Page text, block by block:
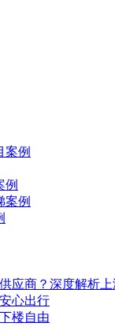
案例
例
案例
应商？深度解析
心出行
楼自由